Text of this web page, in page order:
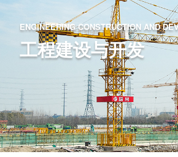
ENGINEERING CONSTRUCTION AND
工程建设与开发